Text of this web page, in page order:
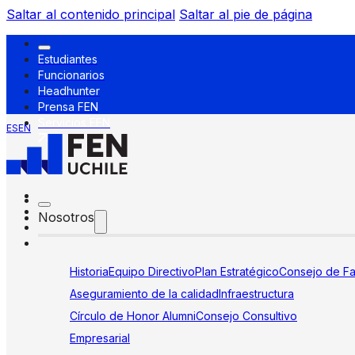
Saltar al contenido principal Saltar al pie de página
Estudiantes
Funcionarios
Headhunter
Prensa FEN
ESEN
Nosotros
HistoriaEquipo DirectivoPlan EstratégicoConsejo de
Aseguramiento de la calidadInfraestructura
Círculo de Honor AlumniConsejo Consultivo
Empresarial